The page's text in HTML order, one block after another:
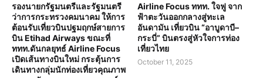
รองนายกรัฐมนตรีและรัฐมนตรี
ว่าการกระทรวงคมนาคม ให้การ
ต้อนรับเที่ยวบินปฐมฤกษ์สายการ
บิน Etihad Airways ขณะที่
ททท.ดันกลยุทธ์ Airline Focus
เปิดเส้นทางบินใหม่ กระตุ้นการ
เดินทางกลุ่มนักท่องเที่ยวคุณภาพ
Airline Focus ททท. ใจฟู จาก
ฟ้าตะวันออกกลางสู่ทะเล
อันดามัน เที่ยวบิน “อาบูดาบี–
กระบี่” บินตรงสู่หัวใจการท่อง
เที่ยวไทย
October 11, 2025